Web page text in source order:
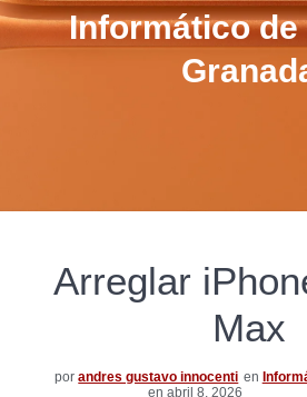
Informático de
Arreglar
Max
porandres gustavo innocenti en
en abril 8, 2026